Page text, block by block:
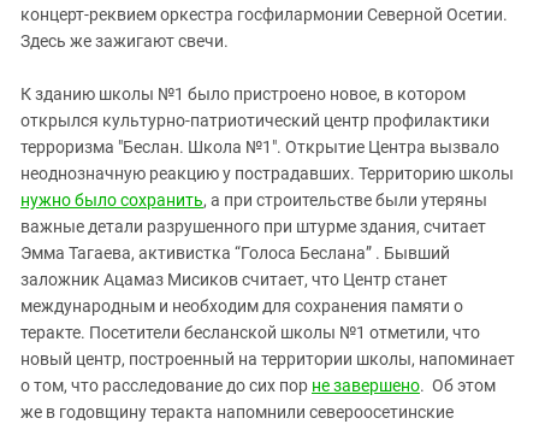
концерт-реквием оркестра госфилармонии Северной Осетии.
Здесь же зажигают свечи.
К зданию школы №1 было пристроено новое, в котором
открылся культурно-патриотический центр профилактики
терроризма "Беслан. Школа №1". Открытие Центра вызвало
неоднозначную реакцию у пострадавших. Территорию школы
нужно было сохранить, а при строительстве были утеряны
важные детали разрушенного при штурме здания, считает
Эмма Тагаева, активистка “Голоса Беслана” . Бывший
заложник Ацамаз Мисиков считает, что Центр станет
международным и необходим для сохранения памяти о
теракте. Посетители бесланской школы №1 отметили, что
новый центр, построенный на территории школы, напоминает
о том, что расследование до сих пор не завершено. Об этом
же в годовщину теракта напомнили североосетинские